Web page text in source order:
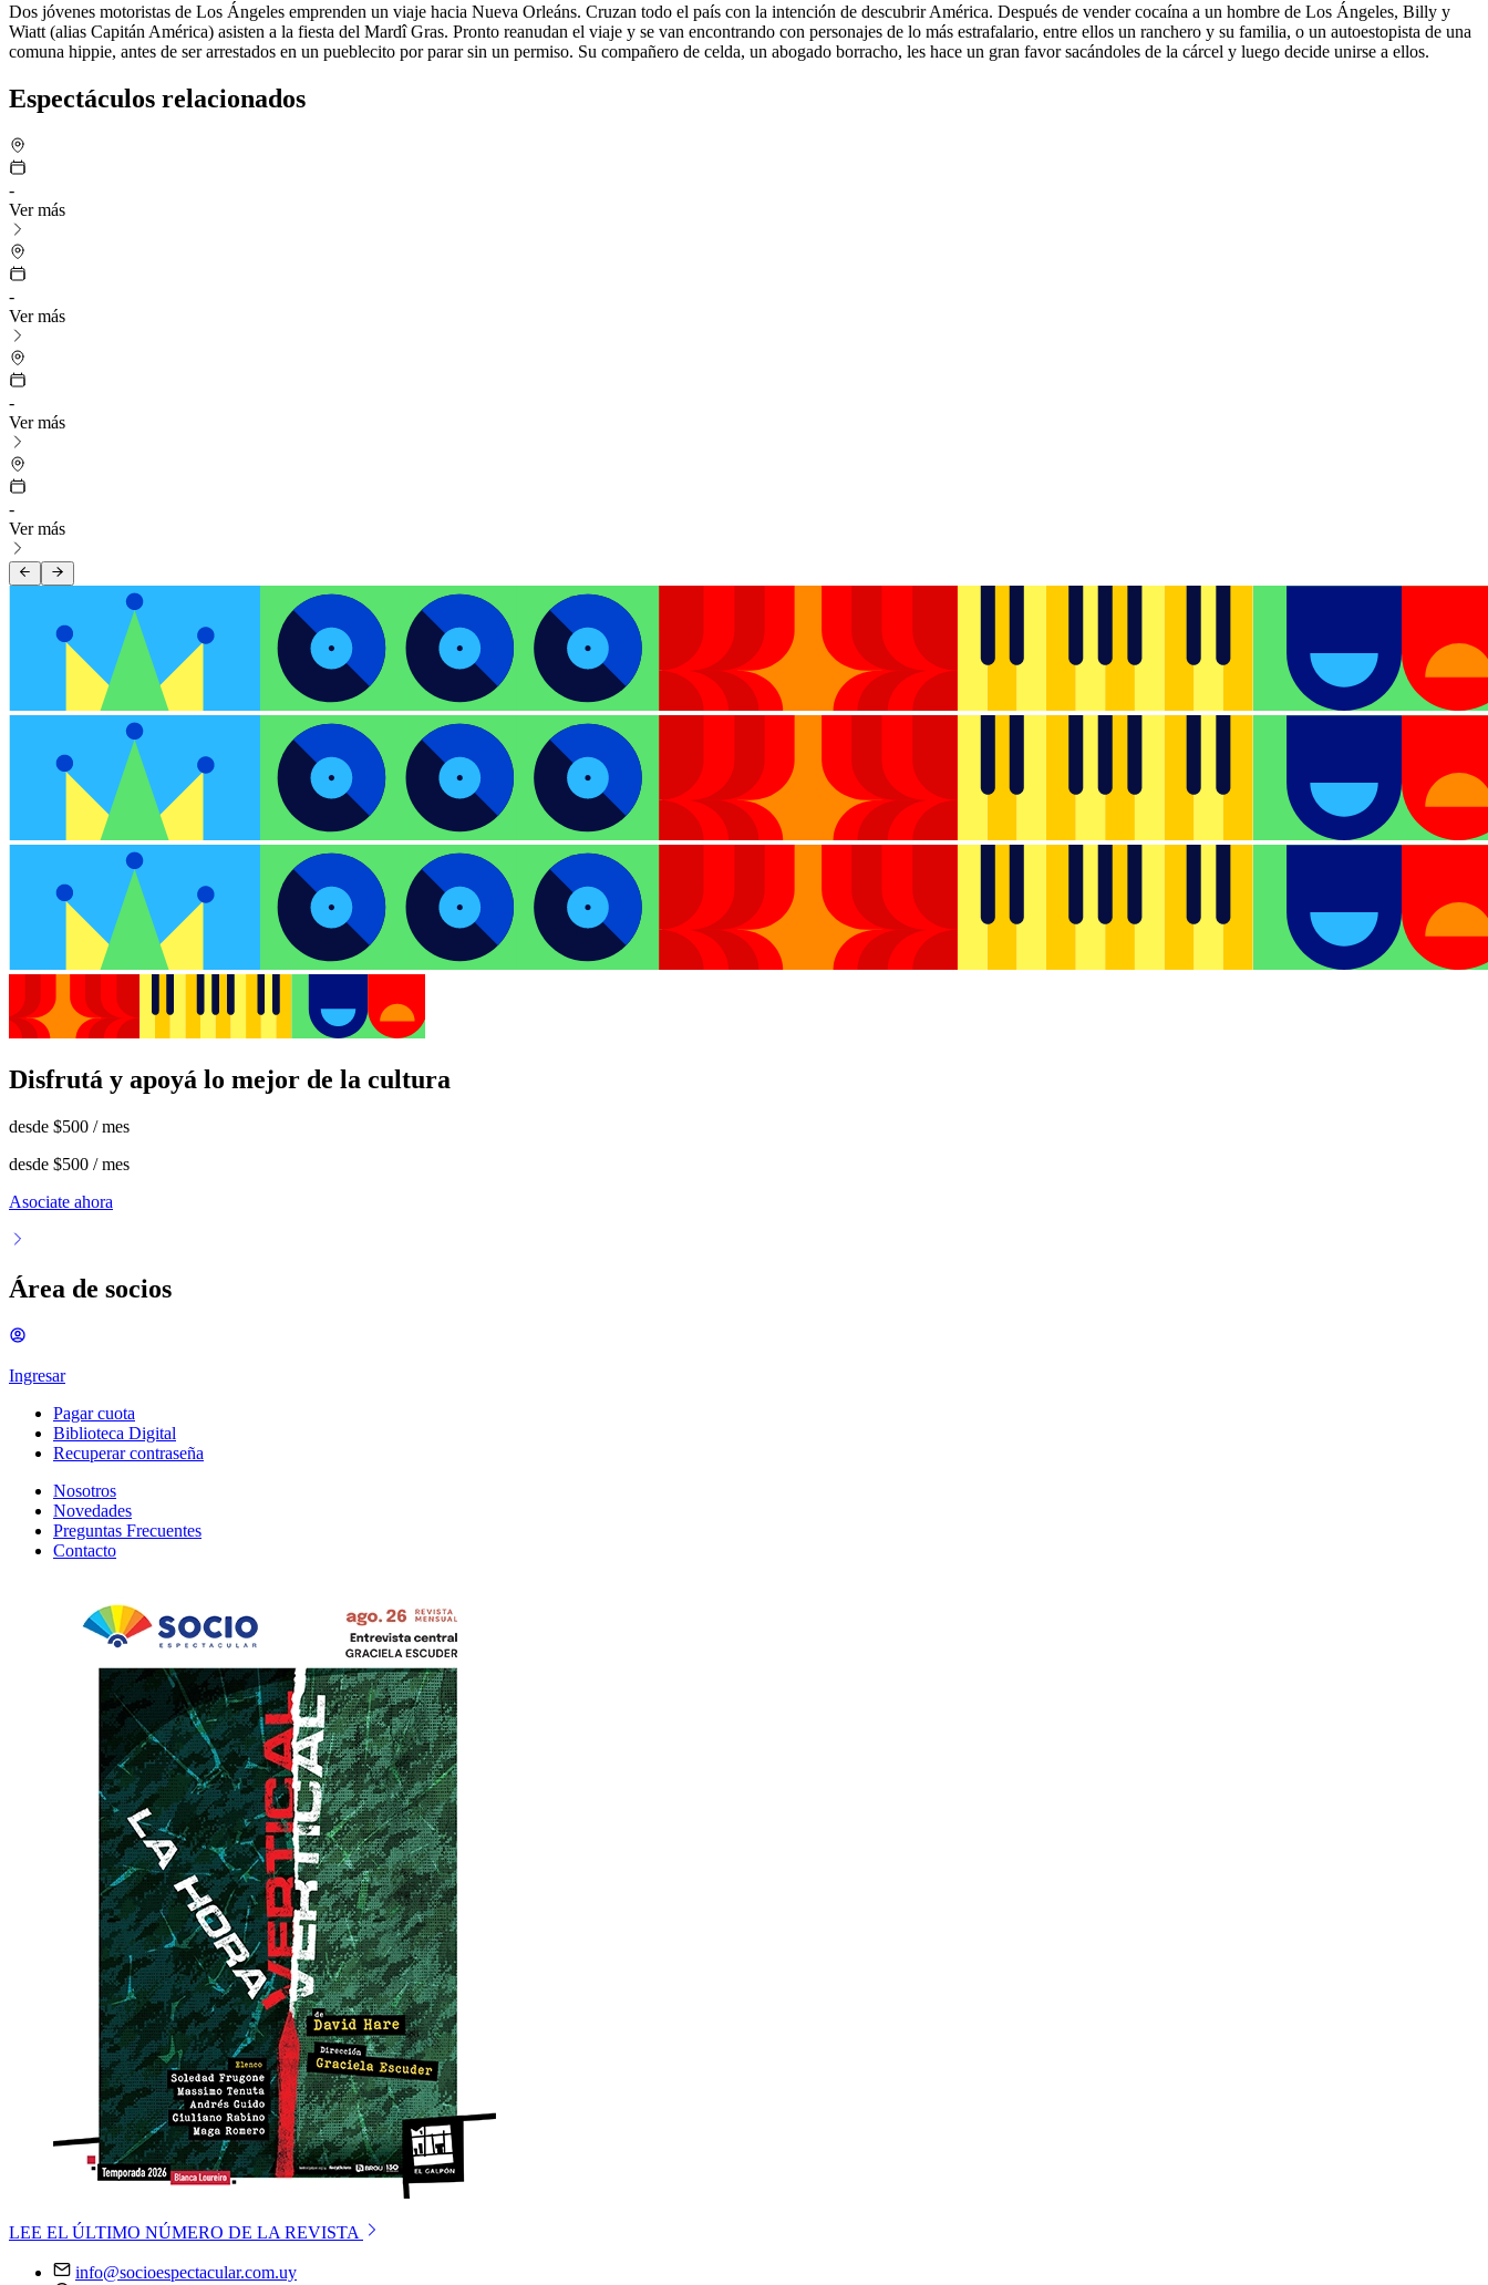
Dos jóvenes motoristas de Los Ángeles emprenden un viaje hacia Nueva Orleáns. Cruzan todo el país con la intención de descubrir América. Después de vender cocaína a un hombre de Los Ángeles, Billy y
Wiatt (alias Capitán América) asisten a la fiesta del Mardî Gras. Pronto reanudan el viaje y se van encontrando con personajes de lo más estrafalario, entre ellos un ranchero y su familia, o un autoestopista de una
comuna hippie, antes de ser arrestados en un pueblecito por parar sin un permiso. Su compañero de celda, un abogado borracho, les hace un gran favor sacándoles de la cárcel y luego decide unirse a ellos.
Espectáculos relacionados
-
Ver más
-
Ver más
-
Ver más
-
Ver más
Disfrutá y apoyá lo mejor de la cultura
desde $500 / mes
desde $500 / mes
Asociate ahora
Área de socios
Ingresar
Pagar cuota
Biblioteca Digital
Recuperar contraseña
Nosotros
Novedades
Preguntas Frecuentes
Contacto
LEE EL ÚLTIMO NÚMERO DE LA REVISTA
info@socioespectacular.com.uy